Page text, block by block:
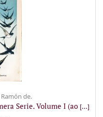
de.
Serie. Volume I (ao [...]